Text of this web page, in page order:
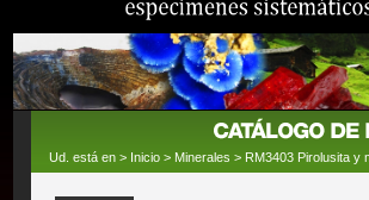
Ud. está en > Inicio > Minerales > RM3403 Pirolusita y